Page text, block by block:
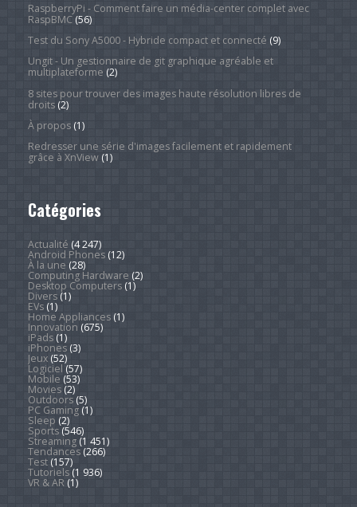
RaspberryPi - Comment faire un média-center complet avec
RaspBMC(56)
Test du Sony A5000 - Hybride compact et connecté (9)
Ungit - Un gestionnaire de git graphique agréable et
multiplateforme (2)
8 sites pour trouver des images haute résolution libres de
droits(2)
À propos(1)
Redresser une série d'images facilement et rapidement
grâce à XnView(1)
Catégories
Actualité (4 247)
Android Phones(12)
À la une (28)
Computing Hardware (2)
Desktop Computers(1)
Divers(1)
EVs(1)
Home Appliances(1)
Innovation (675)
iPads(1)
iPhones(3)
Jeux(52)
Logiciel (57)
Mobile (53)
Movies(2)
Outdoors(5)
PC Gaming(1)
Sleep (2)
Sports(546)
Streaming(1 451)
Tendances(266)
Test(157)
Tutoriels(1 936)
VR & AR(1)